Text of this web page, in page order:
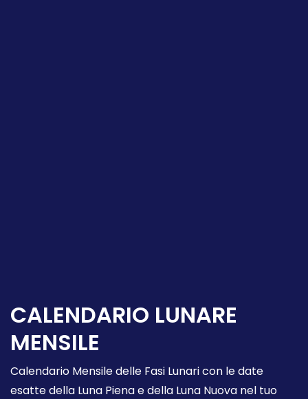
CALENDARIO LUNARE
MENSILE
Calendario Mensile delle Fasi Lunari con le date
esatte della Luna Piena e della Luna Nuova nel tuo